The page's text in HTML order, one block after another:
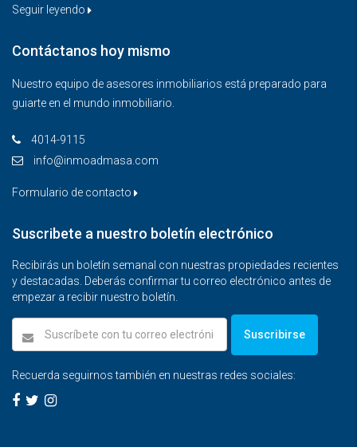
Seguir leyendo
Contáctanos hoy mismo
Nuestro equipo de asesores inmobiliarios está preparado para
guiarte en el mundo inmobiliario.
4014-9115‬
info@inmoadmasa.com
Formulario de contacto
Suscribete a nuestro boletín electrónico
Recibirás un boletín semanal con nuestras propiedades recientes
y destacadas. Deberás confirmar tu correo electrónico antes de
empezar a recibir nuestro boletín.
Suscribirse
Recuerda seguirnos también en nuestras redes sociales: